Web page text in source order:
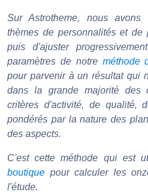
Sur Astrotheme, nous
thèmes de personnalités et de
puis d'ajuster
paramètres de notre méthode
pour parvenir à un résultat qui
dans la grande majorité des
critères d'activité, de qualité,
pondérés par la nature des
des aspects.
C'est cette méthode qui est
boutique pour calculer les
l'étude.